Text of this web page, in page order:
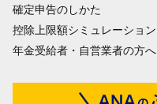
確定申告のしかた
控除上限額シミュレーション
年金受給者・自営業者の方へ